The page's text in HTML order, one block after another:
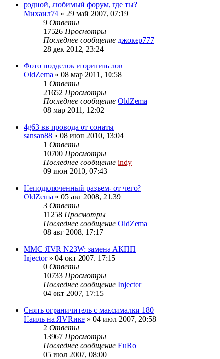
родной, любимый форум, где ты?
Михаил74 » 29 май 2007, 07:19
9 Ответы
17526 Просмотры
Последнее сообщение джокер777
28 дек 2012, 23:24
Фото подделок и оригиналов
OldZema » 08 мар 2011, 10:58
1 Ответы
21652 Просмотры
Последнее сообщение OldZema
08 мар 2011, 12:02
4g63 вв провода от сонаты
sansan88 » 08 июн 2010, 13:04
1 Ответы
10700 Просмотры
Последнее сообщение indy
09 июн 2010, 07:43
Неподключенный разъем- от чего?
OldZema » 05 авг 2008, 21:39
3 Ответы
11258 Просмотры
Последнее сообщение OldZema
08 авг 2008, 17:17
MMC ЯVR N23W: замена АКПП
Injector» 04 окт 2007, 17:15
0 Ответы
10733 Просмотры
Последнее сообщение Injector
04 окт 2007, 17:15
Снять ограничитель с максималки 180
Наиль на ЯVRике » 04 июл 2007, 20:58
2 Ответы
13967 Просмотры
Последнее сообщение EuRo
05 июл 2007, 08:00